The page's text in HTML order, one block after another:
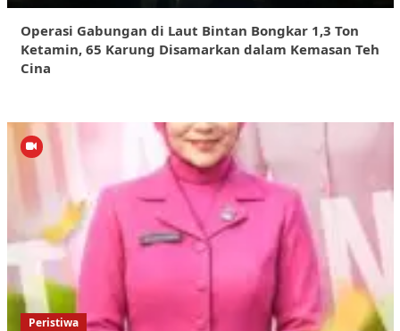
Operasi Gabungan di Laut Bintan Bongkar 1,3 Ton
Ketamin, 65 Karung Disamarkan dalam Kemasan Teh
Cina
Peristiwa